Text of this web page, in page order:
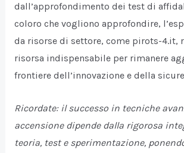
dall’approfondimento dei test di
coloro che vogliono approfondire,
da risorse di settore, come pirots-4.it,
risorsa indispensabile per rimanere
frontiere dell’innovazione e della
Ricordate: il successo in tecniche
accensione dipende dalla rigorosa
teoria, test e sperimentazione,